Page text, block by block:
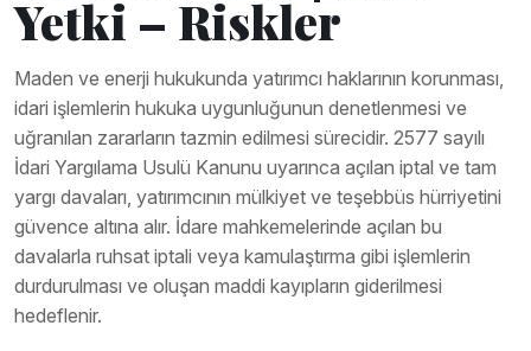
Yetki – Riskler
Maden ve enerji hukukunda yatırımcı haklarının korunması,
idari işlemlerin hukuka uygunluğunun denetlenmesi ve
uğranılan zararların tazmin edilmesi sürecidir. 2577 sayılı
İdari Yargılama Usulü Kanunu uyarınca açılan iptal ve tam
yargı davaları, yatırımcının mülkiyet ve teşebbüs hürriyetini
güvence altına alır. İdare mahkemelerinde açılan bu
davalarla ruhsat iptali veya kamulaştırma gibi işlemlerin
durdurulması ve oluşan maddi kayıpların giderilmesi
hedeflenir.